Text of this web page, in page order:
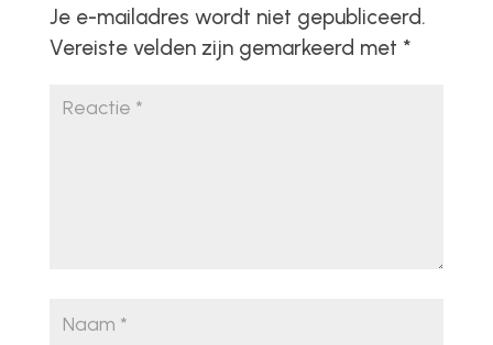
Je e-mailadres wordt niet gepubliceerd.
Vereiste velden zijn gemarkeerd met *